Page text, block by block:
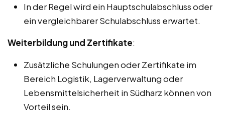
In der Regel wird ein Hauptschulabschluss oder
ein vergleichbarer Schulabschluss erwartet.
Weiterbildung und Zertifikate:
Zusätzliche Schulungen oder Zertifikate im
Bereich Logistik, Lagerverwaltung oder
Lebensmittelsicherheit in Südharz können von
Vorteil sein.